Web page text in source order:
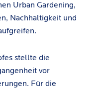
Urban Gardening,
Nachhaltigkeit und
stellte die
vor
Für die